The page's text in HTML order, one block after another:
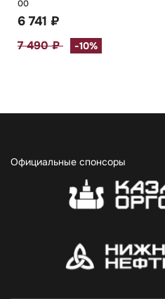
00
6 741 ₽
7 490 ₽ -10%
Официальные спонсоры